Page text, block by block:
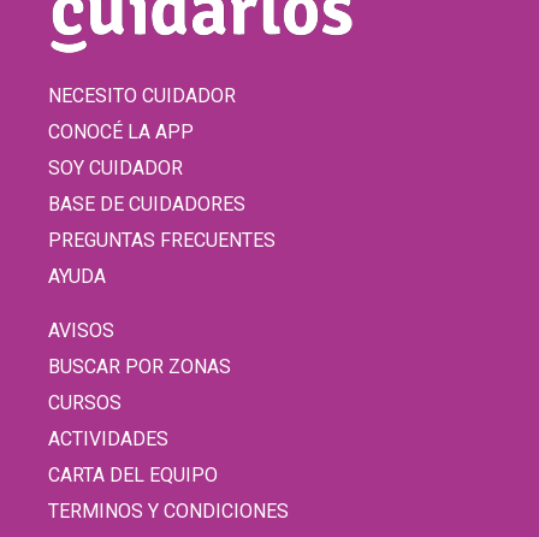
NECESITO CUIDADOR
CONOCÉ LA APP
SOY CUIDADOR
BASE DE CUIDADORES
PREGUNTAS FRECUENTES
AYUDA
AVISOS
BUSCAR POR ZONAS
CURSOS
ACTIVIDADES
CARTA DEL EQUIPO
TERMINOS Y CONDICIONES